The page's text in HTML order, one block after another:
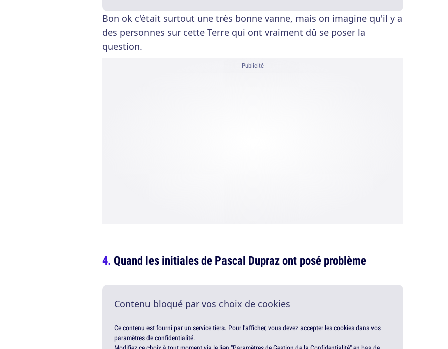
Bon ok c'était surtout une très bonne vanne, mais on imagine qu'il y a
des personnes sur cette Terre qui ont vraiment dû se poser la
question.
Publicité
Quand les initiales de Pascal Dupraz ont posé problème
Contenu bloqué par vos choix de cookies
Ce contenu est fourni par un service tiers. Pour l'afficher, vous devez accepter les cookies dans vos
paramètres de confidentialité.